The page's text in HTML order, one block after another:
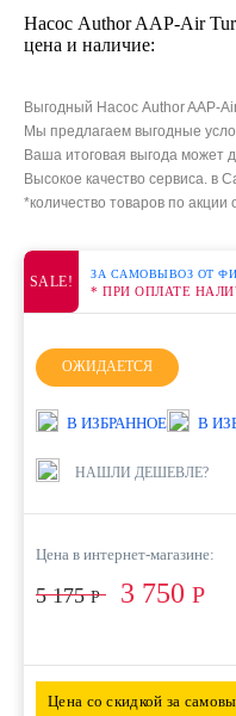
Насос Author AAP-Air
цена и наличие:
Выгодный Насос Author AAP-
Мы предлагаем выгодные
Ваша итоговая выгода может
Высокое качество сервиса. в
*количество товаров по акции
SALE! ЗА САМОВЫВОЗ ОТ
* ПРИ ОПЛАТЕ
ОЖИДАЕТСЯ
В ИЗБРАННОЕ В
НАШЛИ ДЕШЕВЛЕ?
Цена в интернет-магазине:
5 175Р 3 750 Р
Цена со скидкой за